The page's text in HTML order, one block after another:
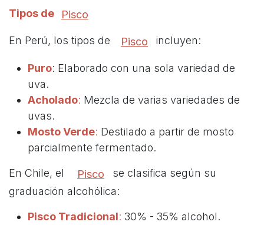
Tipos de Pisco
En Perú, los tipos de Pisco incluyen:
Puro: Elaborado con una sola variedad de
uva.
Acholado: Mezcla de varias variedades de
uvas.
Mosto Verde: Destilado a partir de mosto
parcialmente fermentado.
En Chile, el Pisco
se clasifica según su
graduación alcohólica:
Pisco Tradicional: 30% - 35% alcohol.